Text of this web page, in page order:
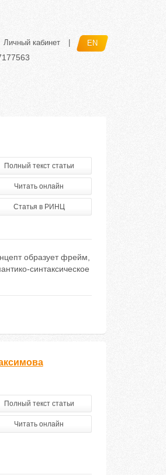
Личный кабинет EN
Полный текст статьи
Читать онлайн
Статья в РИНЦ
образует фрейм,
синтаксическое
Полный текст статьи
Читать онлайн